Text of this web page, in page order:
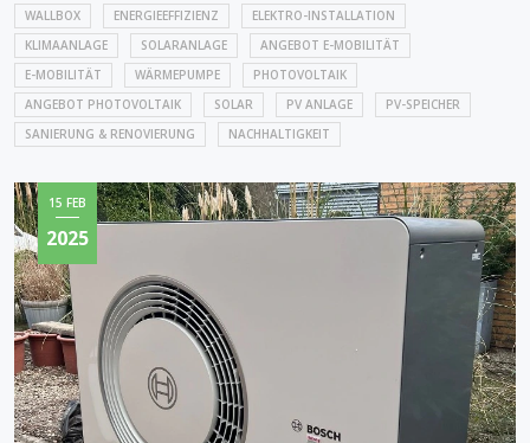
WALLBOX ENERGIEEFFIZIENZ
ELEKTRO-INSTALLATION
KLIMAANLAGE
SOLARANLAGE
ANGEBOT E-MOBILITÄT
E-MOBILITÄT
WÄRMEPUMPE
PHOTOVOLTAIK
ANGEBOT PHOTOVOLTAIK
SOLAR PV ANLAGE
PV-SPEICHER
SANIERUNG & RENOVIERUNG
NACHHALTIGKEIT
15 FEB
2025